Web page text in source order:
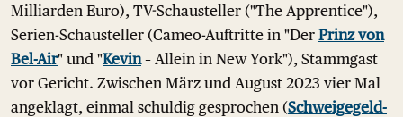
Milliarden Euro), TV-Schausteller ("The Apprentice"),
Serien-Schausteller (Cameo-Auftritte in "Der Prinz von
Bel-Air" und "Kevin– Allein in New York"), Stammgast
vor Gericht. Zwischen März und August 2023 vier Mal
angeklagt, einmal schuldig gesprochen (Schweigegeld-